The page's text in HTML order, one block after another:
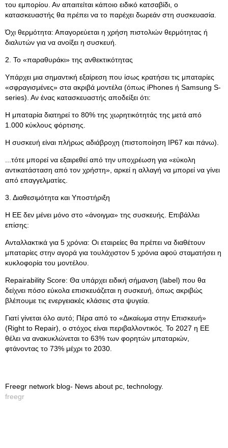
του εμπορίου. Αν απαιτείται κάποιο ειδικό κατσαβίδι, ο
κατασκευαστής θα πρέπει να το παρέχει δωρεάν στη συσκευασία.
Όχι θερμότητα: Απαγορεύεται η χρήση πιστολιών θερμότητας ή
διαλυτών για να ανοίξει η συσκευή.
2. Το «παραθυράκι» της ανθεκτικότητας
Υπάρχει μια σημαντική εξαίρεση που ίσως κρατήσει τις μπαταρίες
«σφραγισμένες» στα ακριβά μοντέλα (όπως iPhones ή Samsung S-
series). Αν ένας κατασκευαστής αποδείξει ότι:
Η μπαταρία διατηρεί το 80% της χωρητικότητάς της μετά από
1.000 κύκλους φόρτισης.
Η συσκευή είναι πλήρως αδιάβροχη (πιστοποίηση IP67 και πάνω).
...τότε μπορεί να εξαιρεθεί από την υποχρέωση για «εύκολη
αντικατάσταση από τον χρήστη», αρκεί η αλλαγή να μπορεί να γίνει
από επαγγελματίες.
3. Διαθεσιμότητα και Υποστήριξη
Η ΕΕ δεν μένει μόνο στο «άνοιγμα» της συσκευής. Επιβάλλει
επίσης:
Ανταλλακτικά για 5 χρόνια: Οι εταιρείες θα πρέπει να διαθέτουν
μπαταρίες στην αγορά για τουλάχιστον 5 χρόνια αφού σταματήσει η
κυκλοφορία του μοντέλου.
Repairability Score: Θα υπάρχει ειδική σήμανση (label) που θα
δείχνει πόσο εύκολα επισκευάζεται η συσκευή, όπως ακριβώς
βλέπουμε τις ενεργειακές κλάσεις στα ψυγεία.
Γιατί γίνεται όλο αυτό; Πέρα από το «Δικαίωμα στην Επισκευή»
(Right to Repair), ο στόχος είναι περιβαλλοντικός. Το 2027 η ΕΕ
θέλει να ανακυκλώνεται το 63% των φορητών μπαταριών,
φτάνοντας το 73% μέχρι το 2030.
Freegr network blog- News about pc, technology.
freegr